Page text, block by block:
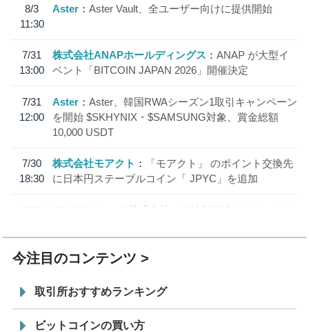
8/3
11:30
Aster Aster Vault、全ユーザー向けに提供開始
7/31
13:00
株式会社ANAPホールディングス
ANAP が大型イ
ベント「BITCOIN JAPAN 2026」開催決定
7/31
12:00
Aster
Aster、韓国RWAシーズン1取引キャンペーン
を開始 $SKHYNIX・$SAMSUNG対象、賞金総額
10,000 USDT
7/30
18:30
株式会社モアクト
「モアクト」 のポイント交換先
に日本円ステーブルコイン「 JPYC」を追加
7/29
SBI VCトレード株式会社
信託型円建てステーブル
今注目のコンテンツ
取引所おすすめランキング
ビットコインの買い方